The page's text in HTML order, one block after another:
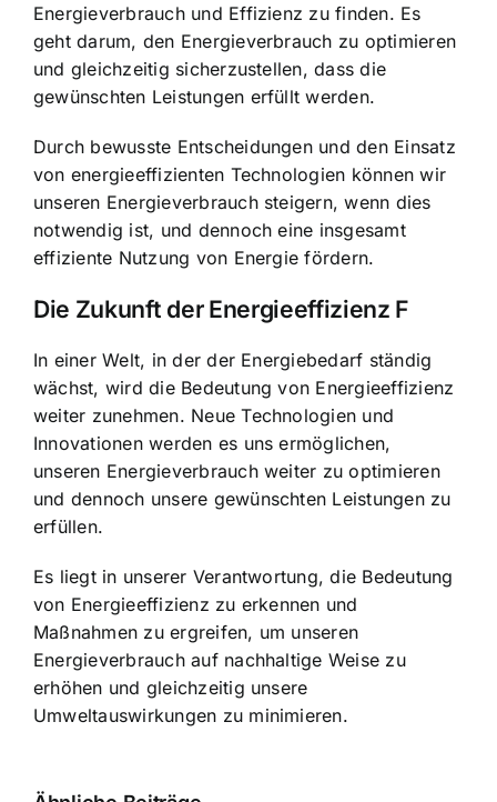
Energieverbrauch und Effizienz zu finden. Es
geht darum, den Energieverbrauch zu optimieren
und gleichzeitig sicherzustellen, dass die
gewünschten Leistungen erfüllt werden.
Durch bewusste Entscheidungen und den Einsatz
von energieeffizienten Technologien können wir
unseren Energieverbrauch steigern, wenn dies
notwendig ist, und dennoch eine insgesamt
effiziente Nutzung von Energie fördern.
Die Zukunft der Energieeffizienz F
In einer Welt, in der der Energiebedarf ständig
wächst, wird die Bedeutung von Energieeffizienz
weiter zunehmen. Neue Technologien und
Innovationen werden es uns ermöglichen,
unseren Energieverbrauch weiter zu optimieren
und dennoch unsere gewünschten Leistungen zu
erfüllen.
Es liegt in unserer Verantwortung, die Bedeutung
von Energieeffizienz zu erkennen und
Maßnahmen zu ergreifen, um unseren
Energieverbrauch auf nachhaltige Weise zu
erhöhen und gleichzeitig unsere
Umweltauswirkungen zu minimieren.